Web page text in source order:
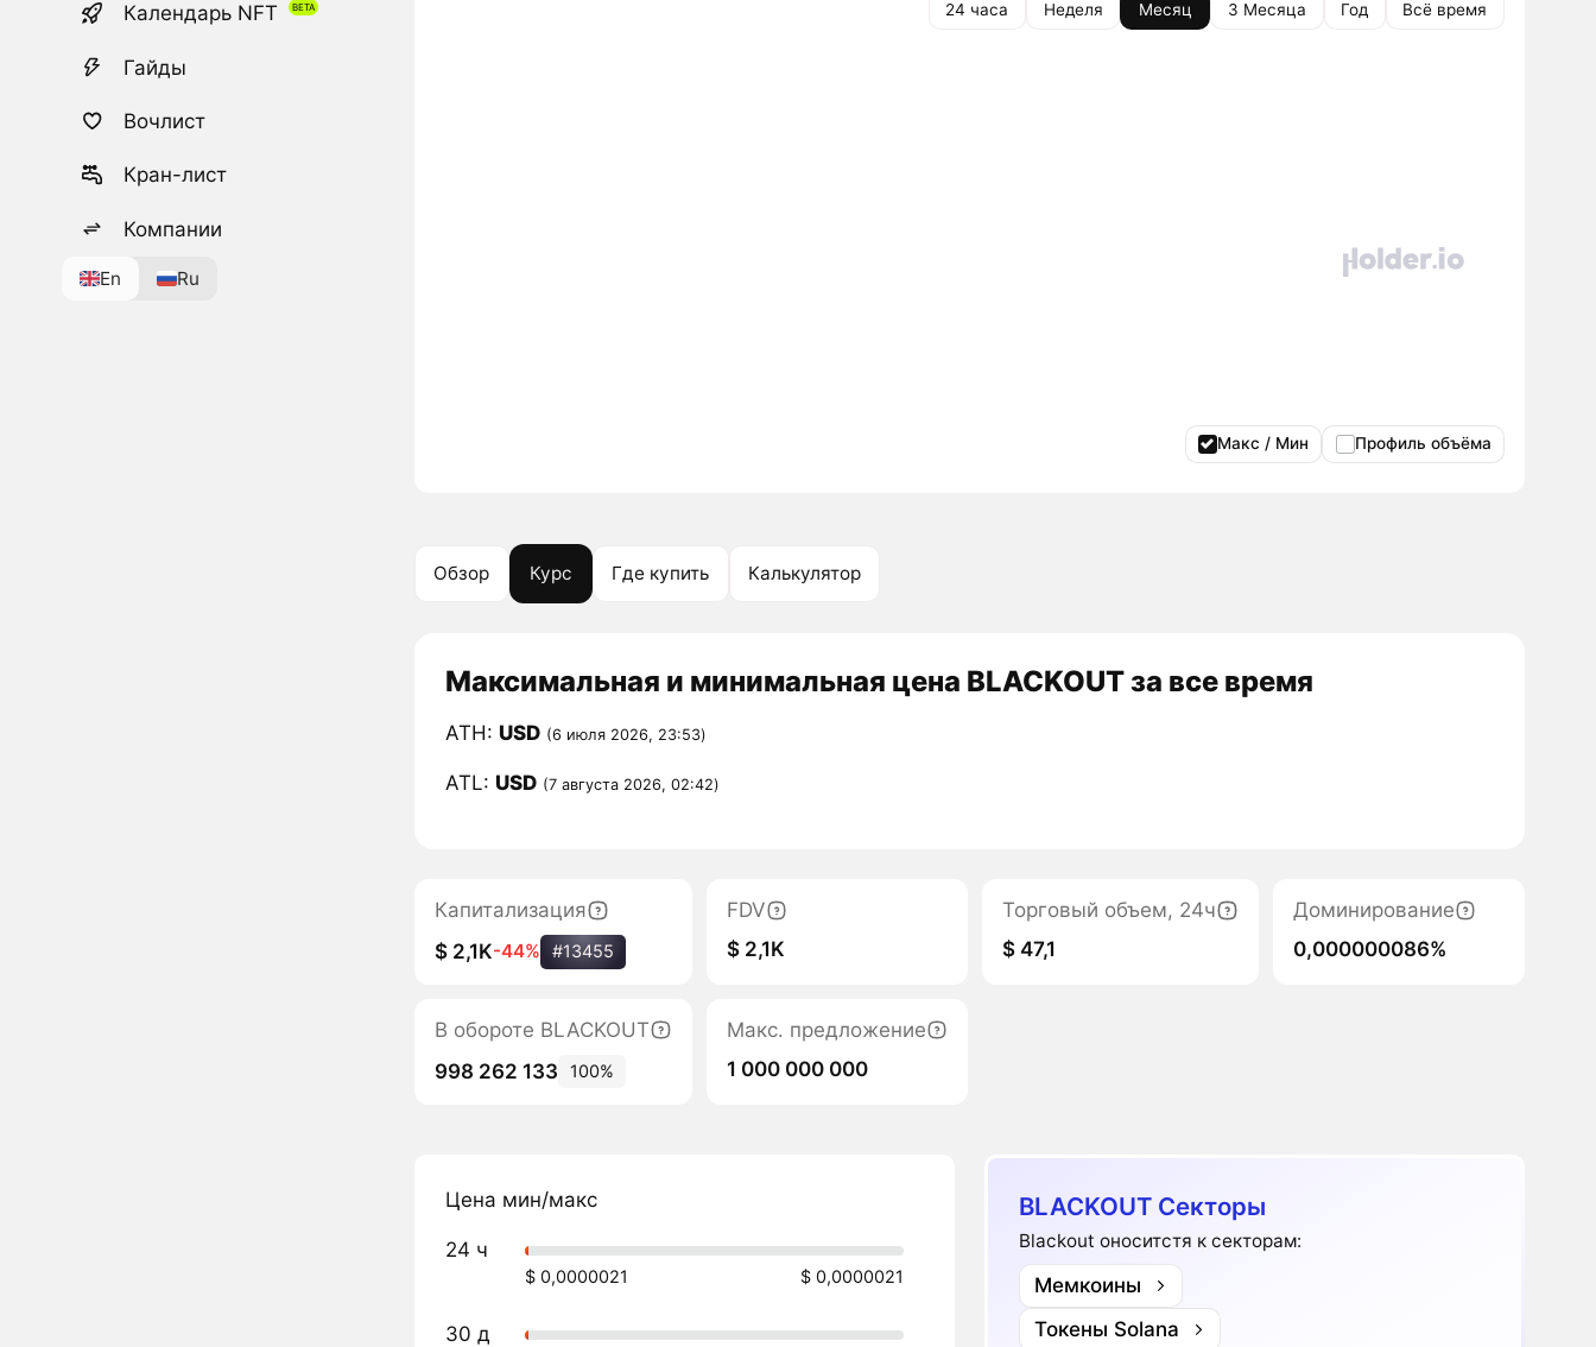
Календарь NFT
Гайды
Вочлист
Кран-лист
Компании
En Ru
24 часа Неделя Месяц 3 Месяца Год Всё время
Макс / Мин Профиль объёма
Обзор Курс Где купить Калькулятор
Максимальная и минимальная цена BLACKOUT за все время
ATH: USD (6 июля 2026, 23:53)
ATL: USD (7 августа 2026, 02:42)
Капитализация
$ 2,1K-44% #13455
FDV
$ 2,1K
Торговый объем, 24ч
$ 47,1
Доминирование
0,000000086%
В обороте BLACKOUT
998 262 133
100%
Макс. предложение
1 000 000 000
Цена мин/макс
24 ч
$ 0,0000021 $ 0,0000021
30 д
BLACKOUT Секторы
Blackout оноситстя к секторам:
Мемкоины
Токены Solana